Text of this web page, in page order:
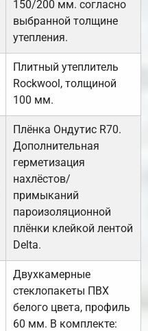
150/200 мм. согласно
выбранной толщине
утепления.
Плитный утеплитель
Rockwool, толщиной
100 мм.
Плёнка Ондутис R70.
Дополнительная
герметизация
нахлёстов/
примыканий
пароизоляционной
плёнки клейкой лентой
Delta.
Двухкамерные
стеклопакеты ПВХ
белого цвета, профиль
60 мм. В комплекте: